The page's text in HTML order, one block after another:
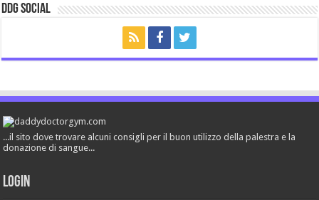
ddg Social
...il sito dove trovare alcuni consigli per il buon utilizzo della palestra e la
donazione di sangue...
Login